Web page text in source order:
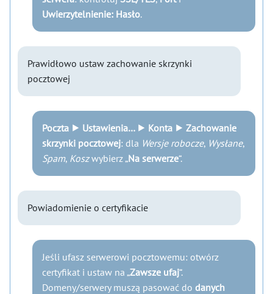
Uwierzytelnienie: Hasło.
Prawidłowo ustaw zachowanie skrzynki
pocztowej
Poczta ⯈ Ustawienia… ⯈ Konta ⯈ Zachowanie
skrzynki pocztowej: dla Wersje robocze, Wysłane,
Spam, Koszwybierz „Na serwerze“.
Powiadomienie o certyfikacie
Jeśli ufasz serwerowi pocztowemu: otwórz
certyfikat i ustaw na „Zawsze ufaj“.
Domeny/serwery muszą pasować do danych